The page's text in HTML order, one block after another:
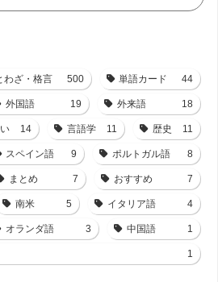
わざ・格言 500 単語カード 44
外国語 19 外来語 18
14 言語学 11 歴史 11
スペイン語 9 ポルトガル語 8
まとめ 7 おすすめ 7
南米 5 イタリア語 4
オランダ語 3 中国語 1
1